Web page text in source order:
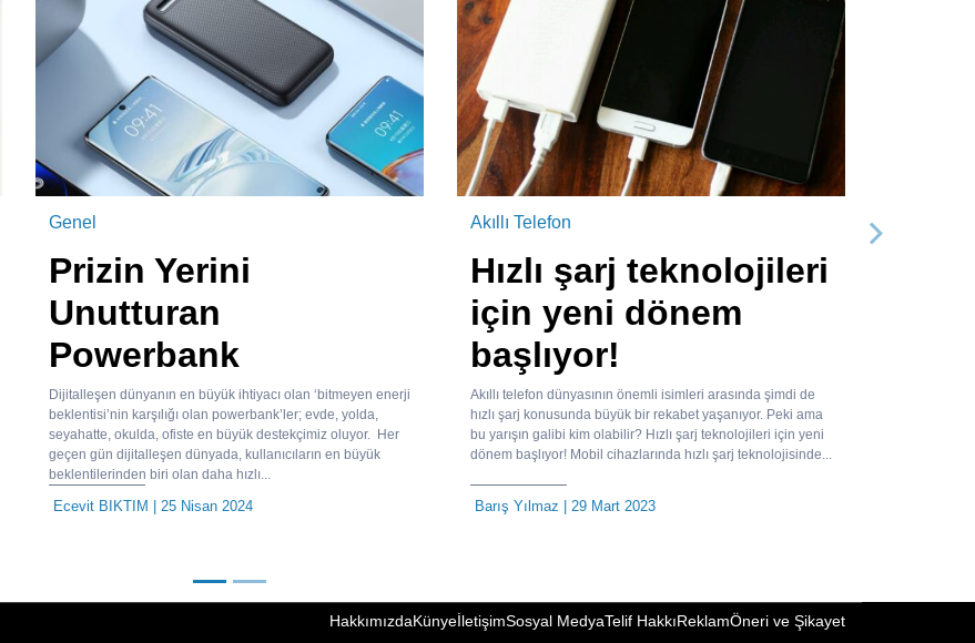
Genel
Prizin Yerini
Unutturan
Powerbank
Dijitalleşen dünyanın en büyük ihtiyacı olan ‘bitmeyen enerji
beklentisi’nin karşılığı olan powerbank’ler; evde, yolda,
seyahatte, okulda, ofiste en büyük destekçimiz oluyor. Her
geçen gün dijitalleşen dünyada, kullanıcıların en büyük
beklentilerinden biri olan daha hızlı...
Ecevit BIKTIM | 25 Nisan 2024
Akıllı Telefon
Hızlı şarj teknolojileri
için yeni dönem
başlıyor!
Akıllı telefon dünyasının önemli isimleri arasında şimdi de
hızlı şarj konusunda büyük bir rekabet yaşanıyor. Peki ama
bu yarışın galibi kim olabilir? Hızlı şarj teknolojileri için yeni
dönem başlıyor! Mobil cihazlarında hızlı şarj teknolojisinde...
Barış Yılmaz | 29 Mart 2023
Sonraki
HakkımızdaKünyeİletişimSosyal MedyaTelif HakkıReklamÖneri ve Şikayet